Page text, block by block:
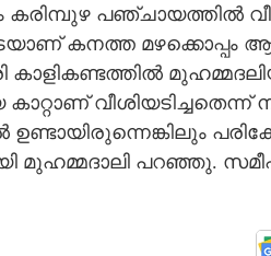
പഞ്ചായത്തിൽ
കനത്ത മഴക്കൊപ്പം
കാളികണ്ടത്തിൽ
മുഹമ്മദാലി പറഞ്ഞു.